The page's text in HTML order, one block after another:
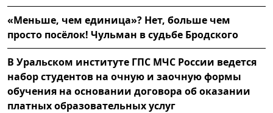
«Меньше, чем единица»? Нет, больше чем
просто посёлок! Чульман в судьбе Бродского
В Уральском институте ГПС МЧС России ведется
набор студентов на очную и заочную формы
обучения на основании договора об оказании
платных образовательных услуг